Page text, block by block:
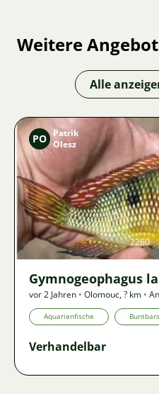
Weitere
Alle
PO Patrik
Olesz
2260
Gymnogeophagus
vor 2 Jahren • Olomouc,? km •
Aquarienfische
Verhandelbar